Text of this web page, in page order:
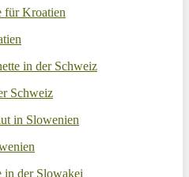
Schweiz